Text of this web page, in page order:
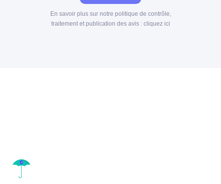
En savoir plus sur notre politique de contrôle,
traitement et publication des avis : cliquez ici